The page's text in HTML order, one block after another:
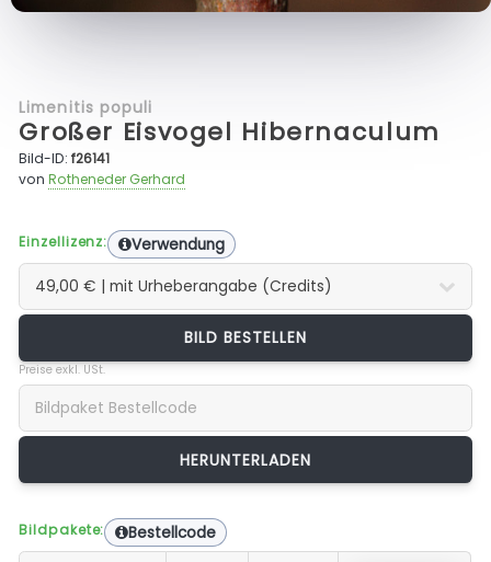
Limenitis populi
Großer Eisvogel Hibernaculum
Bild-ID:f26141
vonRotheneder Gerhard
Einzellizenz: Verwendung
BILD BESTELLEN
Preise exkl. USt.
Bildpakete: Bestellcode